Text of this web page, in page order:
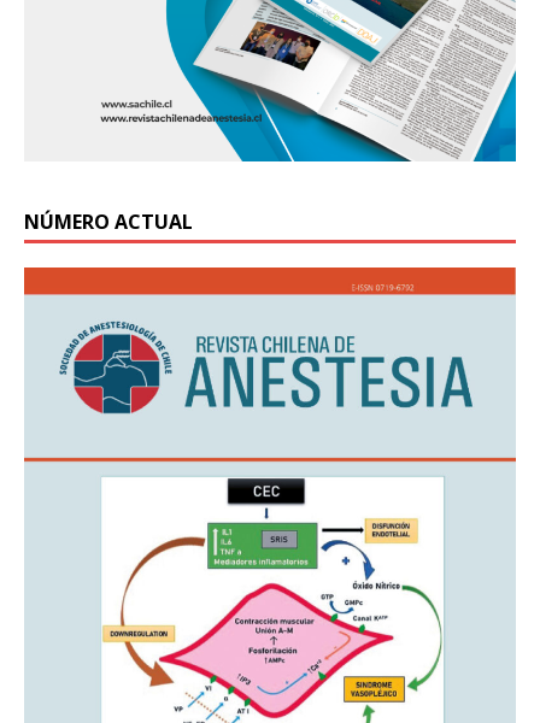
NÚMERO ACTUAL